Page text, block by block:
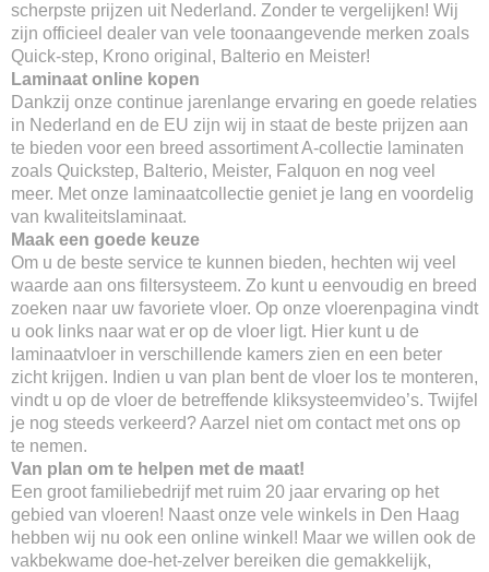
scherpste prijzen uit Nederland. Zonder te vergelijken! Wij
zijn officieel dealer van vele toonaangevende merken zoals
Quick-step, Krono original, Balterio en Meister!
Laminaat online kopen
Dankzij onze continue jarenlange ervaring en goede relaties
in Nederland en de EU zijn wij in staat de beste prijzen aan
te bieden voor een breed assortiment A-collectie laminaten
zoals Quickstep, Balterio, Meister, Falquon en nog veel
meer. Met onze laminaatcollectie geniet je lang en voordelig
van kwaliteitslaminaat.
Maak een goede keuze
Om u de beste service te kunnen bieden, hechten wij veel
waarde aan ons filtersysteem. Zo kunt u eenvoudig en breed
zoeken naar uw favoriete vloer. Op onze vloerenpagina vindt
u ook links naar wat er op de vloer ligt. Hier kunt u de
laminaatvloer in verschillende kamers zien en een beter
zicht krijgen. Indien u van plan bent de vloer los te monteren,
vindt u op de vloer de betreffende kliksysteemvideo’s. Twijfel
je nog steeds verkeerd? Aarzel niet om contact met ons op
te nemen.
Van plan om te helpen met de maat!
Een groot familiebedrijf met ruim 20 jaar ervaring op het
gebied van vloeren! Naast onze vele winkels in Den Haag
hebben wij nu ook een online winkel! Maar we willen ook de
vakbekwame doe-het-zelver bereiken die gemakkelijk,